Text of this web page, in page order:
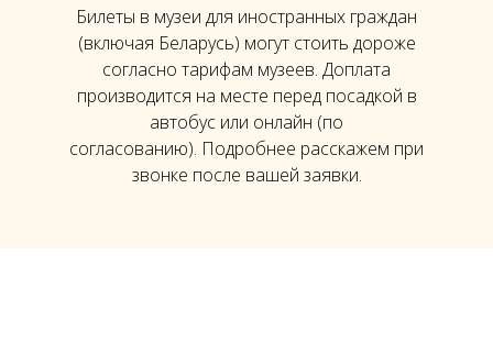
Билеты в музеи для иностранных граждан
(включая Беларусь) могут стоить дороже
согласно тарифам музеев. Доплата
производится на месте перед посадкой в
автобус или онлайн (по
согласованию). Подробнее расскажем при
звонке после вашей заявки.